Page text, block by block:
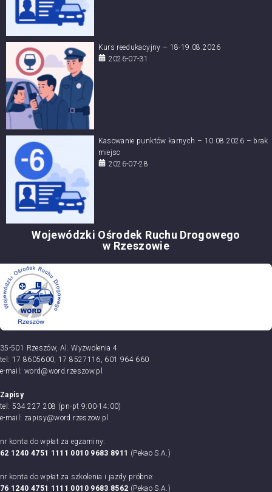
Wojewódzki Ośrodek Ruchu Drogowego
w Rzeszowie
35-501 Rzeszów, Al. Wyzwolenia 4
tel: 17 8605600, 17 8527116, 601 964 660
e-mail: word@word.rzeszow.pl
Zapisy
tel: 534 227 208 (pn-pt 9:00-14:00)
e-mail: zapisy@word.rzeszow.pl
nr konta do wpłat za egzaminy:
62 1240 4751 1111 0010 9683 8911 (Pekao S.A.)
nr konta do wpłat za szkolenia i jazdy próbne:
76 1240 4751 1111 0010 9683 8562 (Pekao S.A.)
Kurs reedukacyjny – 18-19.08.2026
2026-07-31
Kasowanie punktów karnych – 10.08.2026 – brak
miejsc
2026-07-28